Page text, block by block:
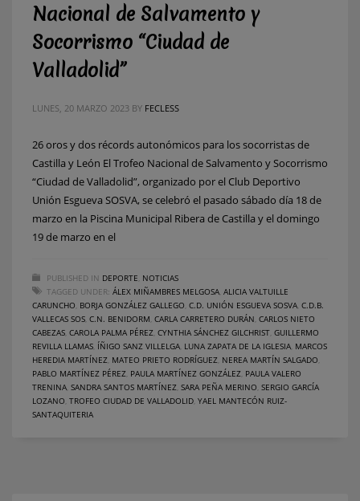
Nacional de Salvamento y
Socorrismo “Ciudad de
Valladolid”
LUNES, 20 MARZO 2023 BY FECLESS
26 oros y dos récords autonómicos para los socorristas de
Castilla y León El Trofeo Nacional de Salvamento y Socorrismo
“Ciudad de Valladolid”, organizado por el Club Deportivo
Unión Esgueva SOSVA, se celebró el pasado sábado día 18 de
marzo en la Piscina Municipal Ribera de Castilla y el domingo
19 de marzo en el
PUBLISHED IN DEPORTE NOTICIAS
TAGGED UNDER: ÁLEX MIÑAMBRES MELGOSA ALICIA VALTUILLE
CARUNCHO BORJA GONZÁLEZ GALLEGO C.D. UNIÓN ESGUEVA SOSVA C.D.B.
VALLECAS SOS C.N. BENIDORM CARLA CARRETERO DURÁN CARLOS NIETO
CABEZAS CAROLA PALMA PÉREZ CYNTHIA SÁNCHEZ GILCHRIST GUILLERMO
REVILLA LLAMAS ÍÑIGO SANZ VILLELGA LUNA ZAPATA DE LA IGLESIA MARCOS
HEREDIA MARTÍNEZ MATEO PRIETO RODRÍGUEZ NEREA MARTÍN SALGADO
PABLO MARTÍNEZ PÉREZ PAULA MARTÍNEZ GONZÁLEZ PAULA VALERO
TRENINA SANDRA SANTOS MARTÍNEZ SARA PEÑA MERINO SERGIO GARCÍA
LOZANO TROFEO CIUDAD DE VALLADOLID YAEL MANTECÓN RUIZ-
SANTAQUITERIA